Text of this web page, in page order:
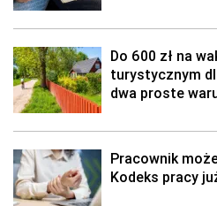
Do 600 zł na
turystycznym
dwa proste
Pracownik
Kodeks pracy